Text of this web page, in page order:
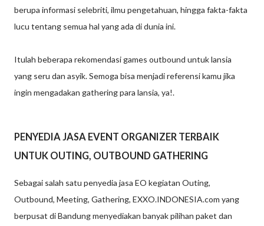
berupa informasi selebriti, ilmu pengetahuan, hingga fakta-fakta
lucu tentang semua hal yang ada di dunia ini.
Itulah beberapa rekomendasi games outbound untuk lansia
yang seru dan asyik. Semoga bisa menjadi referensi kamu jika
ingin mengadakan gathering para lansia, ya!.
PENYEDIA JASA EVENT ORGANIZER TERBAIK
UNTUK OUTING, OUTBOUND GATHERING
Sebagai salah satu penyedia jasa EO kegiatan Outing,
Outbound, Meeting, Gathering, EXXO.INDONESIA.com yang
berpusat di Bandung menyediakan banyak pilihan paket dan